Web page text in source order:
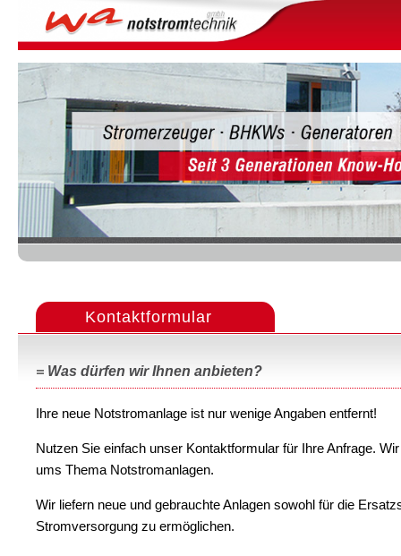
Menu
Kontaktformular
Was dürfen wir Ihnen anbieten?
Ihre neue Notstromanlage ist nur wenige Angaben entfernt!
Nutzen Sie einfach unser Kontaktformular für Ihre Anfrage.
ums Thema Notstromanlagen.
Wir liefern neue und gebrauchte Anlagen sowohl für die
Stromversorgung zu ermöglichen.